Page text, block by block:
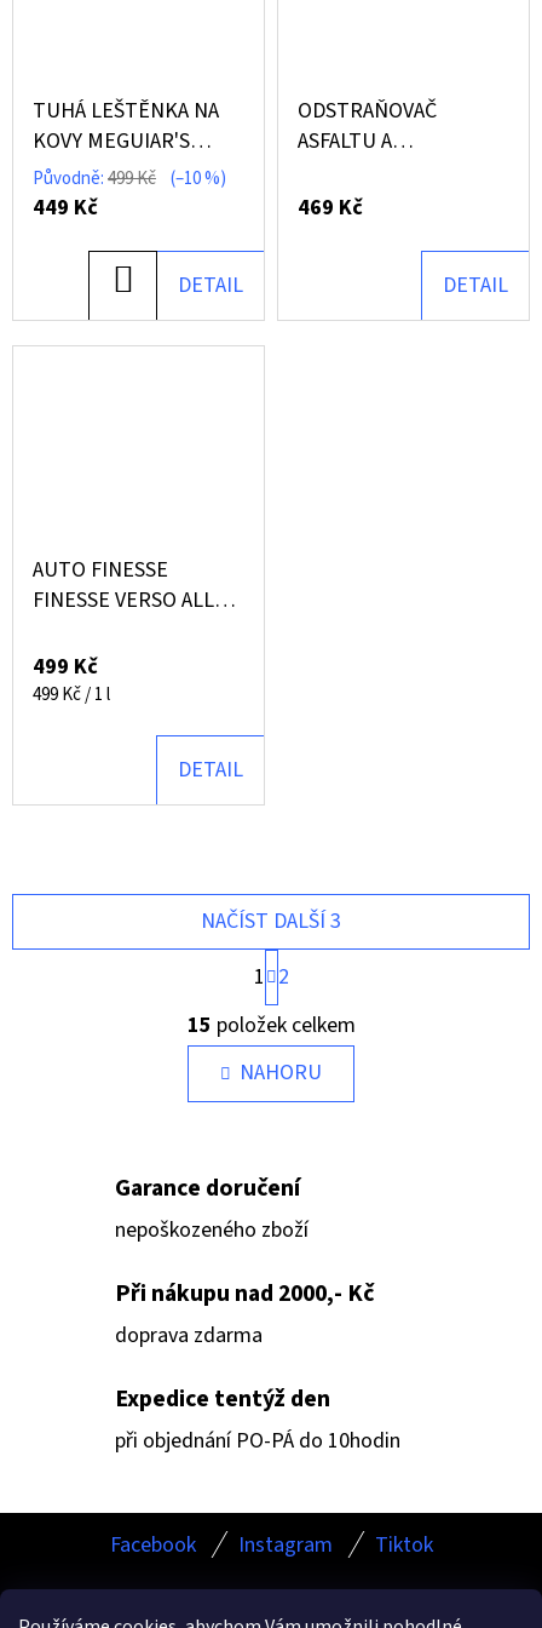
TUHÁ LEŠTĚNKA NA
KOVY MEGUIAR'S
METAL POLISH (177
ML)
Původně:499 Kč (–10 %)
449 Kč
KOŠÍKU
DETAIL
ODSTRAŇOVAČ
ASFALTU A
NEČISTOT GYEON
469 Kč
DETAIL
AUTO FINESSE
FINESSE VERSO ALL
1000ML
499 Kč
Měrná
499 Kč / 1 l
DETAIL
O
V
L
Á
C
Í
R
Y
V
Ý
I
S
U
NAČÍST DALŠÍ 3
S
T
R
Á
N
K
O
Í
1 2
15 položek celkem
NAHORU
Garance doručení
nepoškozeného zboží
Při nákupu nad 2000,- Kč
doprava zdarma
Expedice tentýž den
při objednání PO-PÁ do 10hodin
P
Facebook Instagram Tiktok